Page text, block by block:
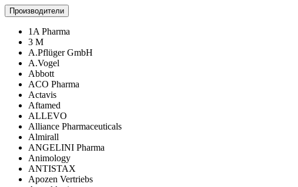
Производители
1A Pharma
3 M
A.Pflüger GmbH
A.Vogel
Abbott
ACO Pharma
Actavis
Aftamed
ALLEVO
Alliance Pharmaceuticals
Almirall
ANGELINI Pharma
Animology
ANTISTAX
Apozen Vertriebs